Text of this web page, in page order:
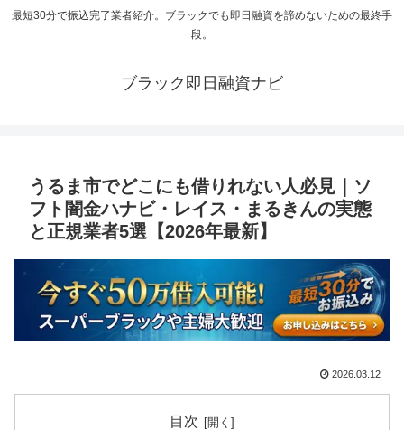
最短30分で振込完了業者紹介。ブラックでも即日融資を諦めないための最終手
段。
ブラック即日融資ナビ
うるま市でどこにも借りれない人必見｜ソ
フト闇金ハナビ・レイス・まるきんの実態
と正規業者5選【2026年最新】
2026.03.12
目次